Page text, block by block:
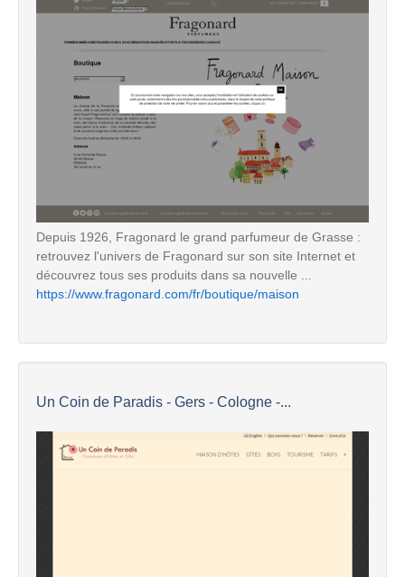
Depuis 1926, Fragonard le grand parfumeur de Grasse :
retrouvez l'univers de Fragonard sur son site Internet et
découvrez tous ses produits dans sa nouvelle ...
https://www.fragonard.com/fr/boutique/maison
Un Coin de Paradis - Gers - Cologne -...